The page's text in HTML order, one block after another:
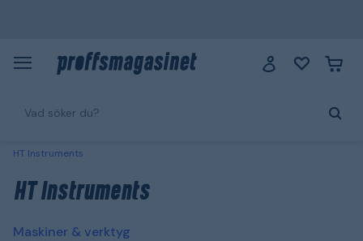
HT Instruments
HT Instruments
Maskiner & verktyg